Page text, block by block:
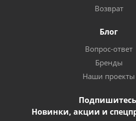
Возврат
Блог
Вопрос-ответ
Бренды
Наши проекты
Новинки, акции и